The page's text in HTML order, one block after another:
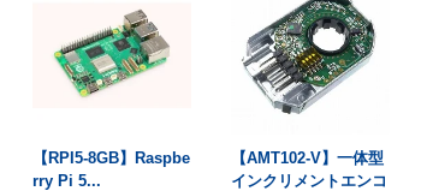
【RPI5-8GB】Raspbe
rry Pi 5...
【AMT102-V】一体型
インクリメントエンコ